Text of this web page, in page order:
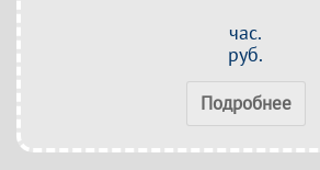
час.
руб.
Подробнее